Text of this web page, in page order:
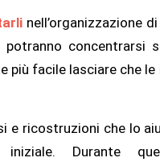
nell’organizzazione
concentrarsi
più facile lasciare che
e ricostruzioni che lo
Durante